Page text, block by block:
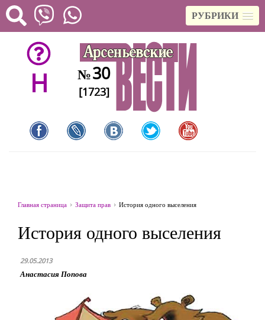
РУБРИКИ
H №30
[1723]
Главная страница Защита прав История одного выселения
История одного выселения
29.05.2013
Анастасия Попова